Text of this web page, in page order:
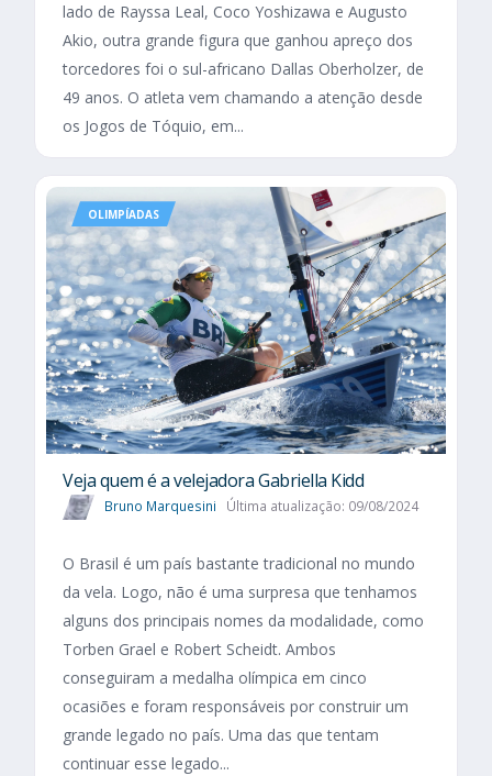
lado de Rayssa Leal, Coco Yoshizawa e Augusto
Akio, outra grande figura que ganhou apreço dos
torcedores foi o sul-africano Dallas Oberholzer, de
49 anos. O atleta vem chamando a atenção desde
os Jogos de Tóquio, em...
OLIMPÍADAS
Veja quem é a velejadora Gabriella Kidd
Bruno Marquesini Última atualização: 09/08/2024
O Brasil é um país bastante tradicional no mundo
da vela. Logo, não é uma surpresa que tenhamos
alguns dos principais nomes da modalidade, como
Torben Grael e Robert Scheidt. Ambos
conseguiram a medalha olímpica em cinco
ocasiões e foram responsáveis por construir um
grande legado no país. Uma das que tentam
continuar esse legado...